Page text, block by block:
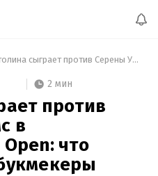
Свитолина сыграет против Серены Уильямс в полуфинале US Open: что прогнозируют букмекеры
2 мин
против
в
что